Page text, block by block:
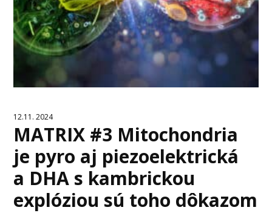
12.11. 2024
MATRIX #3 Mitochondria
je pyro aj piezoelektrická
a DHA s kambrickou
explóziou sú toho dôkazom